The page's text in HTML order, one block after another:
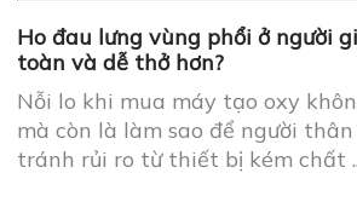
Tại sao muốn ngáp mà không
báo nguy cơ hô hấp?
Nỗi lo khi mua máy tạo oxy
mà còn là làm sao để người thân